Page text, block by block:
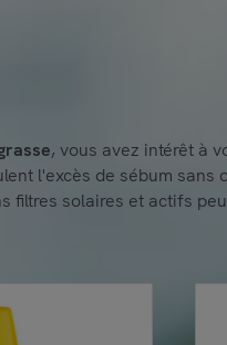
, vous avez intérêt à
l'excès de sébum sans
solaires et actifs